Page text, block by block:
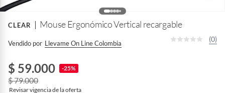
CLEAR Mouse Ergonómico Vertical recargable
Vendido por Llevame On Line Colombia
(0)
$ 59.000 -25%
$ 79.000
Revisar vigencia de la oferta